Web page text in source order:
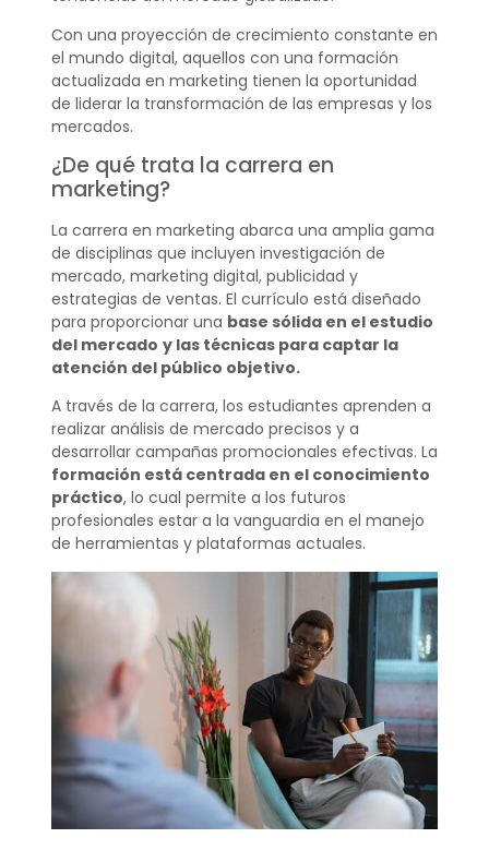
Con una proyección de crecimiento constante en
el mundo digital, aquellos con una formación
actualizada en marketing tienen la oportunidad
de liderar la transformación de las empresas y los
mercados.
¿De qué trata la carrera en
marketing?
La carrera en marketing abarca una amplia gama
de disciplinas que incluyen investigación de
mercado, marketing digital, publicidad y
estrategias de ventas. El currículo está diseñado
para proporcionar una base sólida en el estudio
del mercado y las técnicas para captar la
atención del público objetivo.
A través de la carrera, los estudiantes aprenden a
realizar análisis de mercado precisos y a
desarrollar campañas promocionales efectivas. La
formación está centrada en el conocimiento
práctico, lo cual permite a los futuros
profesionales estar a la vanguardia en el manejo
de herramientas y plataformas actuales.